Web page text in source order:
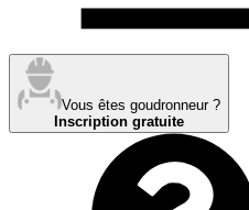
Vous êtes goudronneur ?
Inscription gratuite